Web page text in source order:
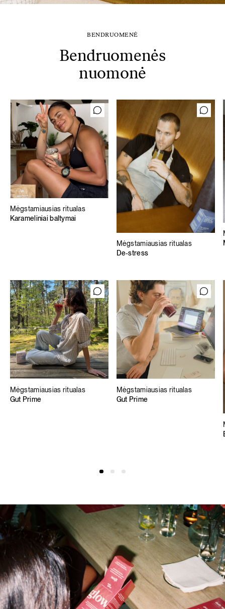
BENDRUOMENĖ
Bendruomenės
nuomonė
Mėgstamiausias ritualas
Karameliniai baltymai
Mėgstamiausias ritualas
De-stress
Mėgstamiausias ritualas
Gut Prime
Mėgstamiausias ritualas
Gut Prime